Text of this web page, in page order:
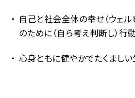
自己と社会全体の幸せ（ウェル
のために（自ら考え判断し）行
心身ともに健やかでたくまし